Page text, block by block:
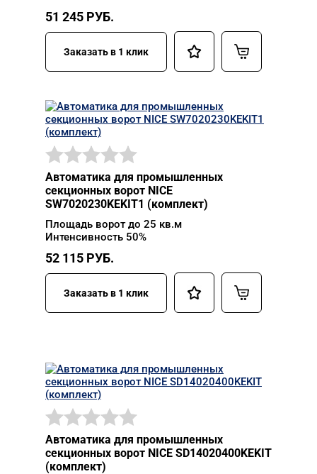
51 245 РУБ.
Заказать в 1 клик
Автоматика для промышленных
секционных ворот NICE
SW7020230KEKIT1 (комплект)
Площадь ворот до 25 кв.м
Интенсивность 50%
52 115 РУБ.
Заказать в 1 клик
Автоматика для промышленных
секционных ворот NICE SD14020400KEKIT
(комплект)